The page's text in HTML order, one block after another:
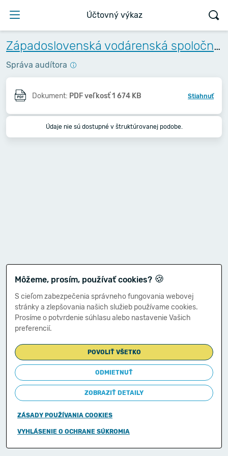
Účtovný výkaz
Západoslovenská vodárenská spoločnosť, a.s.
Správa audítora
Dokument: PDF veľkosť 1 674 KB Stiahnuť
Údaje nie sú dostupné v štruktúrovanej podobe.
Môžeme, prosím, používať cookies? 🍪
S cieľom zabezpečenia správneho fungovania webovej
stránky a zlepšovania našich služieb používame cookies.
Prosíme o potvrdenie súhlasu alebo nastavenie Vašich
preferencií.
POVOLIŤ VŠETKO
ODMIETNUŤ
ZOBRAZIŤ DETAILY
ZÁSADY POUŽÍVANIA COOKIES
VYHLÁSENIE O OCHRANE SÚKROMIA
Copyright © 2011-2026